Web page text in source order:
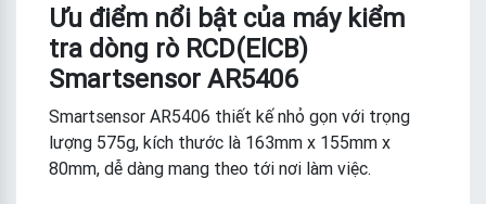
Ưu điểm nổi bật của máy kiểm
tra dòng rò RCD(ElCB)
Smartsensor AR5406
Smartsensor AR5406 thiết kế nhỏ gọn với trọng
lượng 575g, kích thước là 163mm x 155mm x
80mm, dễ dàng mang theo tới nơi làm việc.